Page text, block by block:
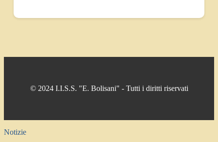
© 2024 I.I.S.S. "E. Bolisani" - Tutti i diritti riservati
Notizie